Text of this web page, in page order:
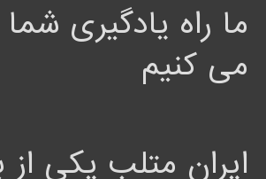
ما راه یادگیری شما
می کنیم
ایران متلب یکی از